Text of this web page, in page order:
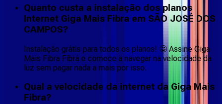
Quanto custa a instalação dos planos
Internet Giga Mais Fibra em SÃO JOSÉ DOS
CAMPOS?
Instalação grátis para todos os planos! 🤩 Assine Giga
Mais Fibra Fibra e comece a navegar na velocidade da
luz sem pagar nada a mais por isso.
Qual a velocidade da internet da Giga Mais
Fibra?